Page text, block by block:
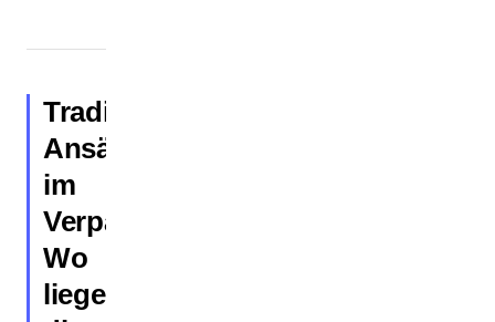
Traditionelle
Ansätze
im
Verpackungsmanagement:
Wo
liegen